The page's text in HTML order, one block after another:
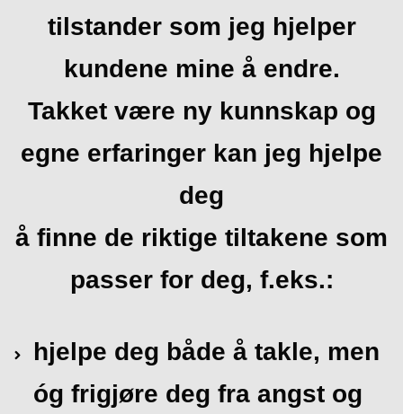
tilstander som jeg hjelper
kundene mine å endre.
Takket være ny kunnskap og
egne erfaringer kan jeg hjelpe
deg
å finne de riktige tiltakene som
passer for deg, f.eks.:
hjelpe deg både å takle, men
óg frigjøre deg fra angst og